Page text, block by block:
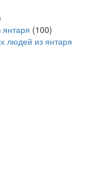
(100)
людей из янтаря